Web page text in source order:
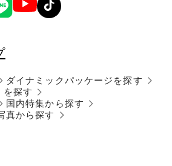
を探す
ダイナミックパッケージを探す
国内特集から探す
真から探す